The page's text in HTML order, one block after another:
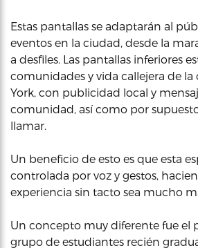
Estas pantallas se adaptarán al
eventos en la ciudad, desde la
a desfiles. Las pantallas inferiores
comunidades y vida callejera de la
York, con publicidad local y
comunidad, así como por
llamar.
Un beneficio de esto es que esta
controlada por voz y gestos,
experiencia sin tacto sea mucho
Un concepto muy diferente fue el
grupo de estudiantes recién